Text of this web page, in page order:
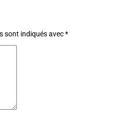
sont indiqués avec*